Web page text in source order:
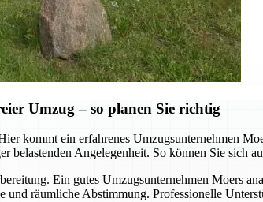
Umzug – so planen Sie richtig
kommt ein erfahrenes Umzugsunternehmen
Angelegenheit. So können Sie sich
Ein gutes Umzugsunternehmen Moers
räumliche Abstimmung. Professionelle